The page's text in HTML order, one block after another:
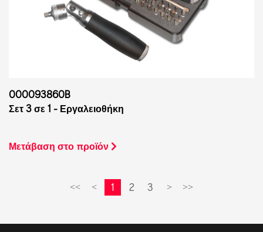
000093860B
Σετ 3 σε 1 - Εργαλειοθήκη
Μετάβαση στο προϊόν
<< < 1 2 3 > >>